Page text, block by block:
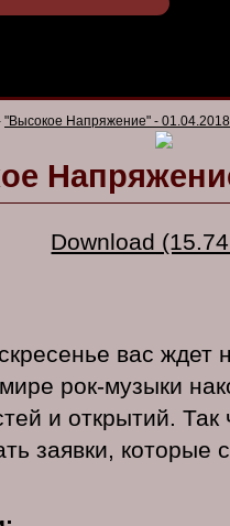
"Высокое Напряжение" - 01.04.2018
Download
вас ждет
рок-музыки
и открытий.
заявки,